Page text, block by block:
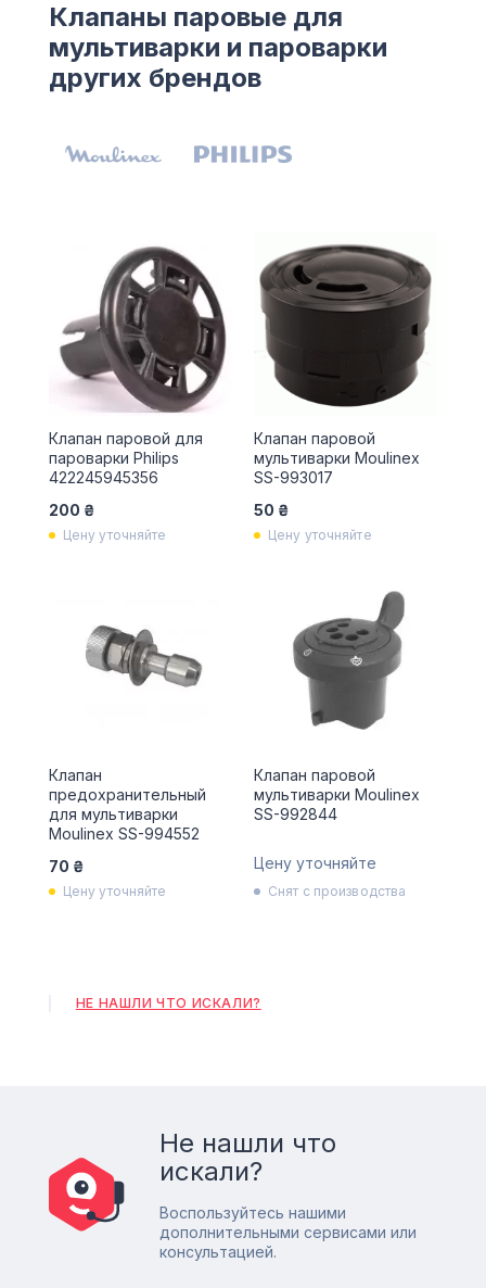
Клапаны паровые для
мультиварки и пароварки
других брендов
Клапан паровой для
пароварки Philips
422245945356
200 ₴
Цену уточняйте
Клапан паровой
мультиварки Moulinex
SS-993017
50 ₴
Цену уточняйте
Клапан
предохранительный
для мультиварки
Moulinex SS-994552
70 ₴
Цену уточняйте
Клапан паровой
мультиварки Moulinex
SS-992844
Цену уточняйте
Снят с производства
НЕ НАШЛИ ЧТО ИСКАЛИ?
Не нашли что
искали?
Воспользуйтесь нашими
дополнительными сервисами или
консультацией.